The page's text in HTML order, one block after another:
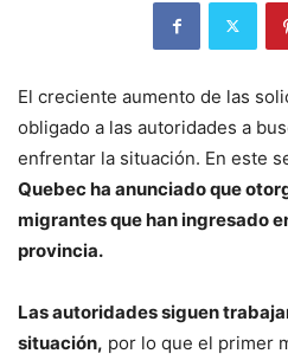
El creciente aumento de las
obligado a las autoridades a
enfrentar la situación. En este
Quebec ha anunciado que
migrantes que han ingresado
provincia.
Las autoridades siguen
situación, por lo que el primer